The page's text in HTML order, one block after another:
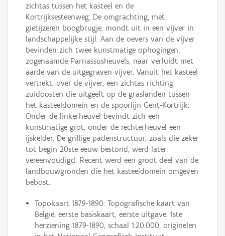
zichtas tussen het kasteel en de
Kortrijksesteenweg. De omgrachting, met
gietijzeren boogbrugje, mondt uit in een vijver in
landschappelijke stijl. Aan de oevers van de vijver
bevinden zich twee kunstmatige ophogingen,
zogenaamde Parnassusheuvels, naar verluidt met
aarde van de uitgegraven vijver. Vanuit het kasteel
vertrekt, over de vijver, een zichtas richting
zuidoosten die uitgeeft op de graslanden tussen
het kasteeldomein en de spoorlijn Gent-Kortrijk.
Onder de linkerheuvel bevindt zich een
kunstmatige grot, onder de rechterheuvel een
ijskelder. De grillige padenstructuur, zoals die zeker
tot begin 20ste eeuw bestond, werd later
vereenvoudigd. Recent werd een groot deel van de
landbouwgronden die het kasteeldomein omgeven
bebost.
Topokaart 1879-1890: Topografische kaart van
België, eerste basiskaart, eerste uitgave: 1ste
herziening 1879-1890, schaal 1:20.000, originelen